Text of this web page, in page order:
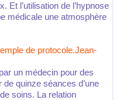
Et l’utilisation de l’hypnose
médicale une atmosphère
de protocole.Jean-
un médecin pour des
quinze séances d’une
soins. La relation